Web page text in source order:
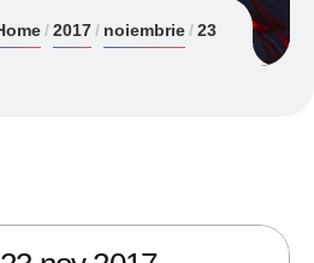
2017 noiembrie 23